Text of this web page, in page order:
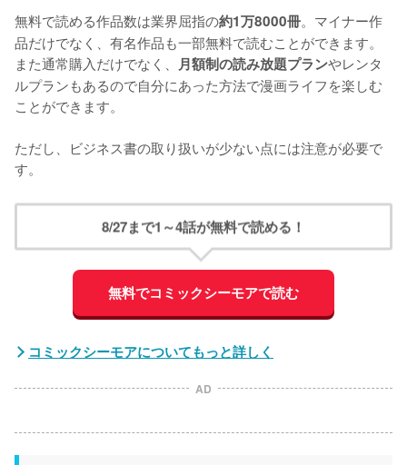
無料で読める作品数は業界屈指の約1万8000冊。マイナー作
品だけでなく、有名作品も一部無料で読むことができます。
また通常購入だけでなく、 月額制の読み放題プランやレンタ
ルプランもあるので自分にあった方法で漫画ライフを楽しむ
ことができます。
ただし、ビジネス書の取り扱いが少ない点には注意が必要で
す。
8/27まで1～4話が無料で読める！
無料でコミックシーモアで読む
コミックシーモアについてもっと詳しく
AD